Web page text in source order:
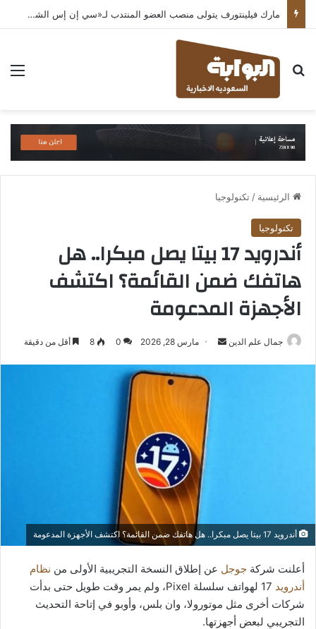
مارك فيلينتورف يتولى منصب العضو المنتدب لـ«سي إن إس الشرق الأوسط» ويشرف على شركات قطاع التكنولوجيا ضمن مجموعة غباش
بحث عن
الرئيسية / تكنولوجيا
تكنولوجيا
أندرويد 17 بيتا يصل مبكرا.. هل
هاتفك ضمن القائمة؟ اكتشف
الأجهزة المدعومة
جمال علم الدين
أرسل
إلكترونيا
مارس 28, 2026 0
8 أقل من دقيقة
أندرويد 17 بيتا يصل مبكرا.. هل هاتفك ضمن القائمة؟ اكتشف الأجهزة المدعومة
أعلنت شركة جوجل عن إطلاق النسخة التجريبية الأولى من نظام
أندرويد
17 لهواتف سلسلة Pixel، ولم يمر وقت طويل حتى بدأت
شركات أخرى مثل موتورولا، وان بلس، وأوبو في إتاحة التحديث
التجريبي لبعض أجهزتها.